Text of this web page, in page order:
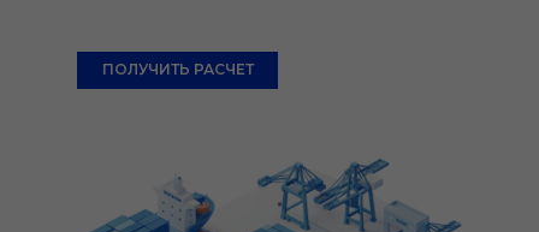
ПОЛУЧИТЬ РАСЧЕТ